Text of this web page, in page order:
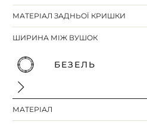
МАТЕРІАЛ ЗАДНЬОЇ КРИШКИ
ШИРИНА МІЖ ВУШОК
БЕЗЕЛЬ
МАТЕРІАЛ